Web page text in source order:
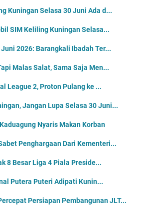
Kuningan Selasa 30 Juni Ada d...
SIM Keliling Kuningan Selasa...
2026: Barangkali Ibadah Ter...
Malas Salat, Sama Saja Men...
League 2, Proton Pulang ke ...
Jangan Lupa Selasa 30 Juni...
Nyaris Makan Korban
Penghargaan Dari Kementeri...
8 Besar Liga 4 Piala Preside...
Putera Puteri Adipati Kunin...
Persiapan Pembangunan JLT...